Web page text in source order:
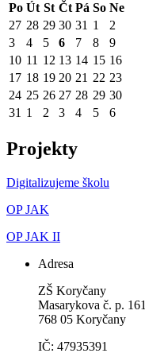
Po Út St Čt Pá So Ne
27 28 29 30 31 1
2
3
4 5 6 7 8
9
10 11 12 13 14 15 16
17 18 19 20 21 22 23
24 25 26 27 28 29 30
31 1 2 3 4 5 6
Projekty
Digitalizujeme školu
OP JAK
OP JAK II
Adresa
ZŠ Koryčany
Masarykova č. p. 161
768 05 Koryčany
IČ: 47935391